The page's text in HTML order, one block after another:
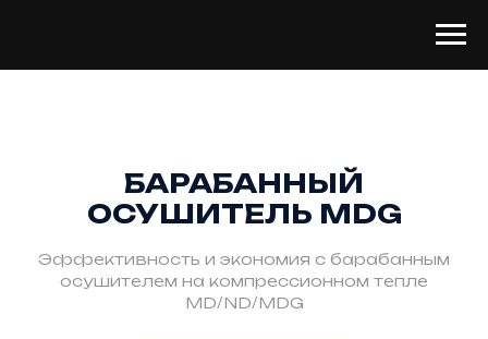
БАРАБАННЫЙ
ОСУШИТЕЛЬ MDG
Эффективность и экономия с барабанным
осушителем на компрессионном тепле
MD/ND/MDG